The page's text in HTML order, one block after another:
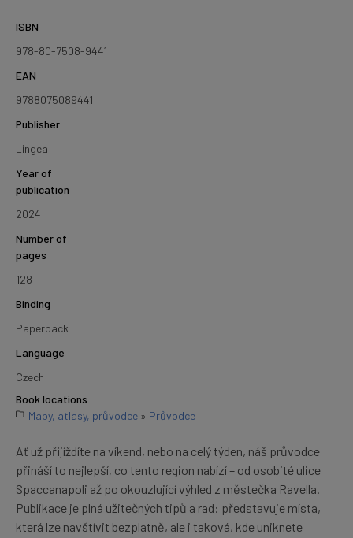
ISBN
978-80-7508-9441
EAN
9788075089441
Publisher
Lingea
Year of
publication
2024
Number of
pages
128
Binding
Paperback
Language
Czech
Book locations
Mapy, atlasy, průvodce » Průvodce
Ať už přijíždíte na víkend, nebo na celý týden, náš průvodce
přináší to nejlepší, co tento region nabízí – od osobité ulice
Spaccanapoli až po okouzlující výhled z městečka Ravella.
Publikace je plná užitečných tipů a rad: představuje místa,
která lze navštívit bezplatně, ale i taková, kde uniknete